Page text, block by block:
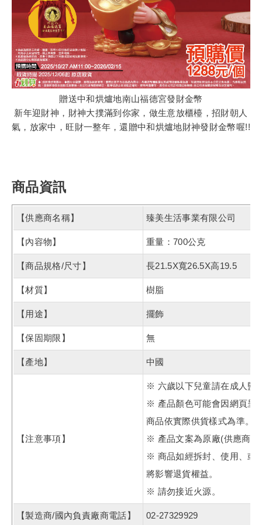
贈送中和烘爐地南山福德宮發財金幣
新年迎財神，財神大撲滿到你家，做生意放櫃檯，招財朝人
氣，放家中，旺財一整年，還贈中和烘爐地財神發財金幣喔!!
商品資訊
【供應商名稱】 臻美生活事業有限公司
【內容物】 重量：700公克
【商品規格/尺寸】 長21.5X寬26.5X高19.5
【材質】 樹脂
【用途】 擺飾
【保固期限】 無
【產地】 中國
【注意事項】
※ 六歲以下兒童請在成人監
※ 產品顏色可能會因網頁呈
商品依實際供貨樣式為準。
※ 產品文案為原廠(供應商)
※ 商品如經拆封、使用、或
將影響退貨權益。
※ 請勿接近火源。
【製造商/國內負責廠商電話】 02-27329929